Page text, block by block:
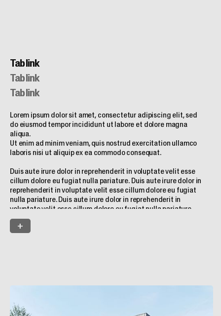
Tab link
Tab link
Tab link
Lorem ipsum dolor sit amet, consectetur adipiscing elit, sed
do eiusmod tempor incididunt ut labore et dolore magna
aliqua.
Ut enim ad minim veniam, quis nostrud exercitation ullamco
laboris nisi ut aliquip ex ea commodo consequat.
Duis aute irure dolor in reprehenderit in voluptate velit esse
cillum dolore eu fugiat nulla pariature. Duis aute irure dolor in
reprehenderit in voluptate velit esse cillum dolore eu fugiat
nulla pariature. Duis aute irure dolor in reprehenderit in
voluptate velit esse cillum dolore eu fugiat nulla pariature.
Duis aute irure dolor in reprehenderit in voluptate velit esse
cillum dolore eu fugiat nulla pariature
+